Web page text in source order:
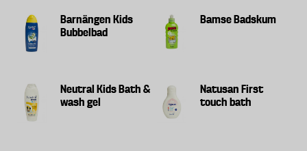
Barnängen Kids
Bubbelbad
Bamse Badskum
Neutral Kids Bath &
wash gel
Natusan First
touch bath